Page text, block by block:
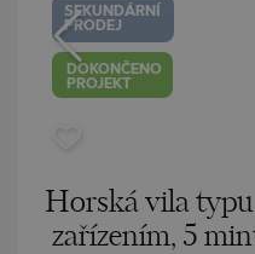
SEKUNDÁRNÍ
PRODEJ
DOKONČENO
PROJEKT
Horská vila typu
zařízením, 5